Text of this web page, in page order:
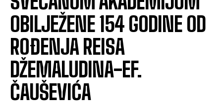
OBILJEŽENE 154 GODINE OD
ROĐENJA REISA
DŽEMALUDINA-EF.
ČAUŠEVIĆA